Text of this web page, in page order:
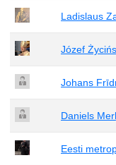
Ladislaus
Józef
Johans
Daniels
Eesti